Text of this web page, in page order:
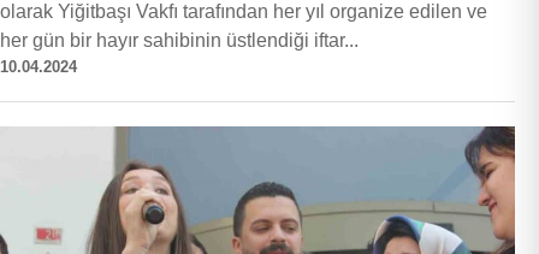
olarak Yiğitbaşı Vakfı tarafından her yıl organize edilen ve
her gün bir hayır sahibinin üstlendiği iftar...
10.04.2024